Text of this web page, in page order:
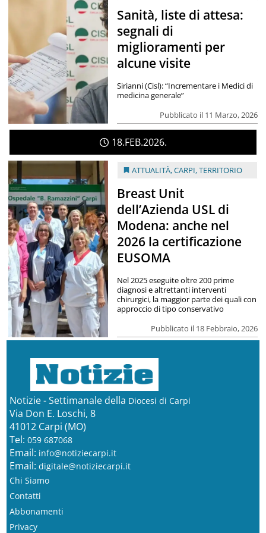
Sanità, liste di attesa:
segnali di
miglioramenti per
alcune visite
Pubblicato il 11 Marzo, 2026
Sirianni (Cisl): “Incrementare i Medici di
medicina generale”
18 FEB 2026
ATTUALITÀ,CARPI,TERRITORIO
Breast Unit
dell’Azienda USL di
Modena: anche nel
2026 la certificazione
EUSOMA
Pubblicato il 18 Febbraio, 2026
Nel 2025 eseguite oltre 200 prime
diagnosi e altrettanti interventi
chirurgici, la maggior parte dei quali con
approccio di tipo conservativo
Notizie - Settimanale della Diocesi di Carpi
Via Don E. Loschi, 8
41012 Carpi (MO)
Tel: 059 687068
Email: info@notiziecarpi.it
Email: digitale@notiziecarpi.it
Chi Siamo
Contatti
Abbonamenti
Privacy